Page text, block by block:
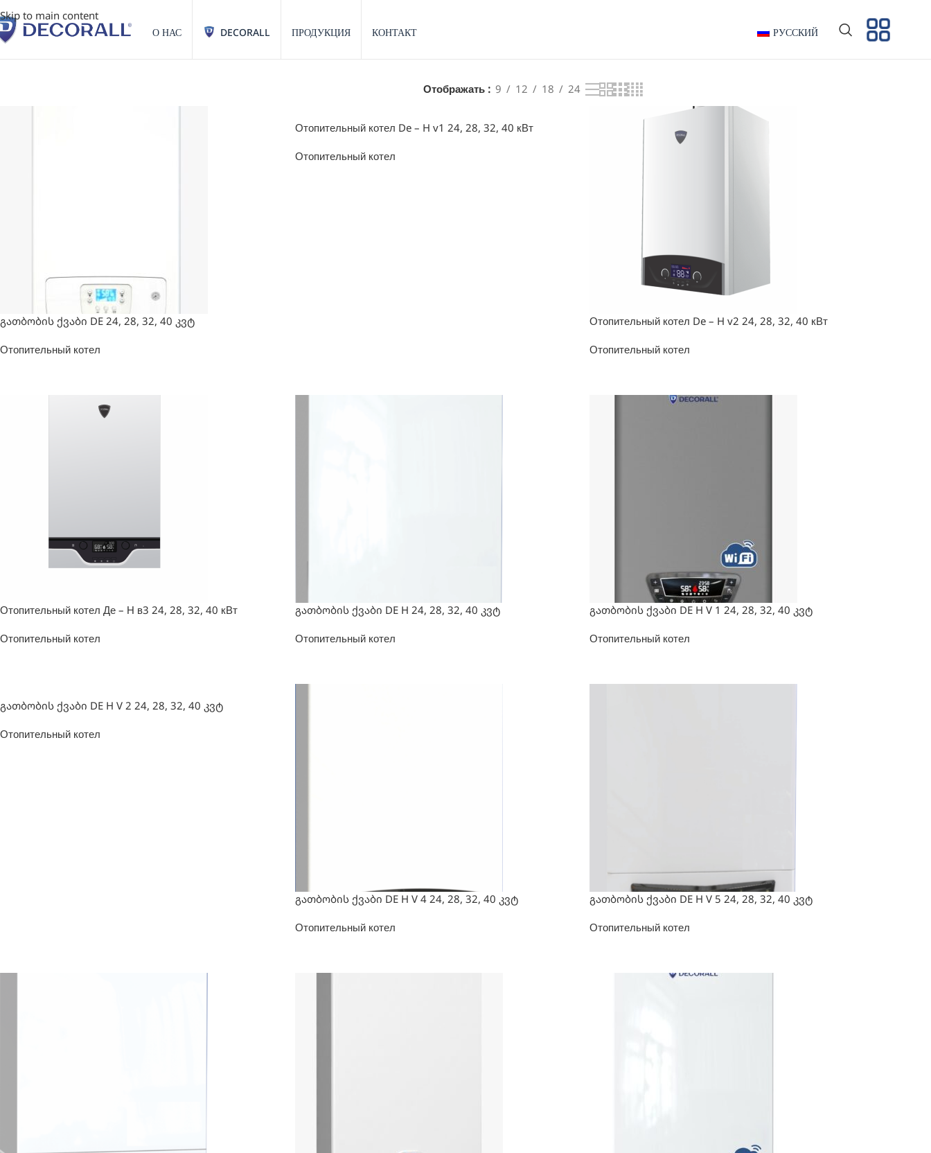
Skip to main content
О НАС DECORALL ПРОДУКЦИЯ КОНТАКТ РУССКИЙ
Отображать 9 12 18 24
გათბობის ქვაბი DE 24, 28, 32, 40 კვტ
Отопительный котел
Отопительный котел De – H v1 24, 28, 32, 40 кВт
Отопительный котел
Отопительный котел De – H v2 24, 28, 32, 40 кВт
Отопительный котел
Отопительный котел Де – Н в3 24, 28, 32, 40 кВт
Отопительный котел
გათბობის ქვაბი DE H 24, 28, 32, 40 კვტ
Отопительный котел
გათბობის ქვაბი DE H V 1 24, 28, 32, 40 კვტ
Отопительный котел
გათბობის ქვაბი DE H V 2 24, 28, 32, 40 კვტ
Отопительный котел
გათბობის ქვაბი DE H V 4 24, 28, 32, 40 კვტ
Отопительный котел
გათბობის ქვაბი DE H V 5 24, 28, 32, 40 კვტ
Отопительный котел